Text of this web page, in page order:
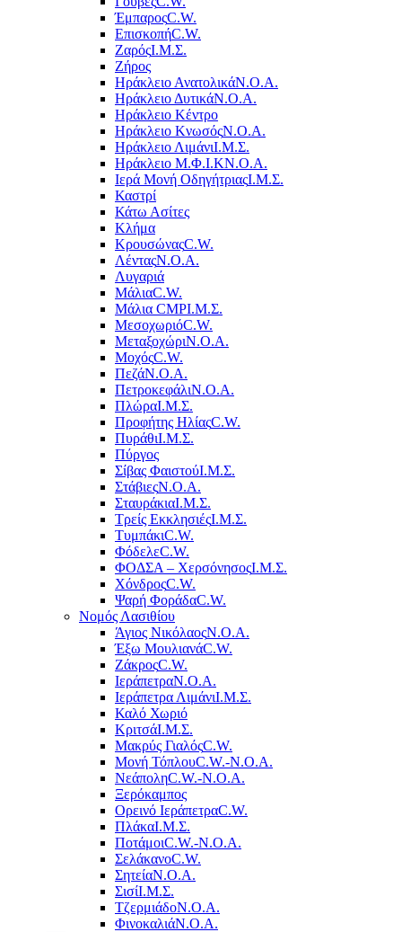
ΈμπαροςC.W.
ΕπισκοπήC.W.
ΖαρόςΙ.Μ.Σ.
Ζήρος
Ηράκλειο ΑνατολικάΝ.Ο.Α.
Ηράκλειο ΔυτικάΝ.Ο.Α.
Ηράκλειο Κέντρο
Ηράκλειο ΚνωσόςΝ.Ο.Α.
Ηράκλειο ΛιμάνιΙ.Μ.Σ.
Ηράκλειο Μ.Φ.Ι.ΚΝ.Ο.Α.
Ιερά Μονή ΟδηγήτριαςΙ.Μ.Σ.
Καστρί
Κάτω Ασίτες
Κλήμα
ΚρουσώναςC.W.
ΛένταςΝ.Ο.Α.
Λυγαριά
ΜάλιαC.W.
Μάλια CMPΙ.Μ.Σ.
ΜεσοχωριόC.W.
ΜεταξοχώριΝ.Ο.Α.
ΜοχόςC.W.
ΠεζάΝ.Ο.Α.
ΠετροκεφάλιΝ.Ο.Α.
ΠλώραΙ.Μ.Σ.
Προφήτης ΗλίαςC.W.
ΠυράθιΙ.Μ.Σ.
Πύργος
Σίβας ΦαιστούΙ.Μ.Σ.
ΣτάβιεςΝ.Ο.Α.
ΣταυράκιαΙ.Μ.Σ.
Τρείς ΕκκλησιέςΙ.Μ.Σ.
ΤυμπάκιC.W.
ΦόδελεC.W.
ΦΟΔΣΑ – ΧερσόνησοςΙ.Μ.Σ.
ΧόνδροςC.W.
Ψαρή ΦοράδαC.W.
Νομός Λασιθίου
Άγιος ΝικόλαοςΝ.Ο.Α.
Έξω ΜουλιανάC.W.
ΖάκροςC.W.
ΙεράπετραΝ.Ο.Α.
Ιεράπετρα ΛιμάνιΙ.Μ.Σ.
Καλό Χωριό
ΚριτσάΙ.Μ.Σ.
Μακρύς ΓιαλόςC.W.
Μονή ΤόπλουC.W.-Ν.Ο.Α.
ΝεάποληC.W.-Ν.Ο.Α.
Ξερόκαμπος
Ορεινό ΙεράπετραC.W.
ΠλάκαΙ.Μ.Σ.
ΠοτάμοιC.W.-Ν.Ο.Α.
ΣελάκανοC.W.
ΣητείαΝ.Ο.Α.
ΣισίΙ.Μ.Σ.
ΤζερμιάδοΝ.Ο.Α.
ΦινοκαλιάΝ.Ο.Α.